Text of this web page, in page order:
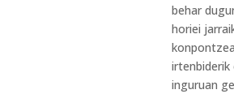
behar
horiei
irtenbiderik
inguruan